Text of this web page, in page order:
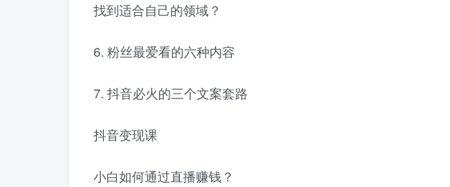
找到适合自己的领域？
6. 粉丝最爱看的六种内容
7. 抖音必火的三个文案套路
抖音变现课
小白如何通过直播赚钱？